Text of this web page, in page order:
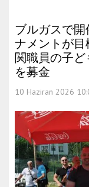
ブルガスで
ナメントが
関職員の子ど
を募金
10 Haziran 2026